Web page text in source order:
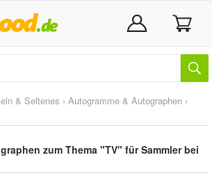
& Seltenes › Autogramme & Autographen ›
zum Thema "TV" für Sammler bei